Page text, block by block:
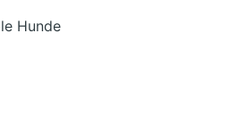
Hunde